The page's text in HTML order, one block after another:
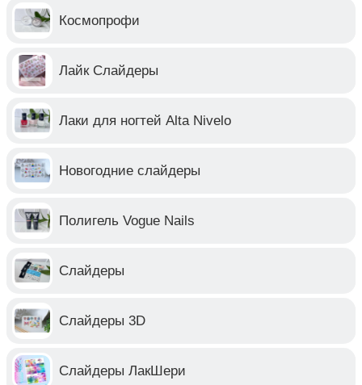
Космопрофи
Лайк Слайдеры
Лаки для ногтей Alta Nivelo
Новогодние слайдеры
Полигель Vogue Nails
Слайдеры
Слайдеры 3D
Слайдеры ЛакШери